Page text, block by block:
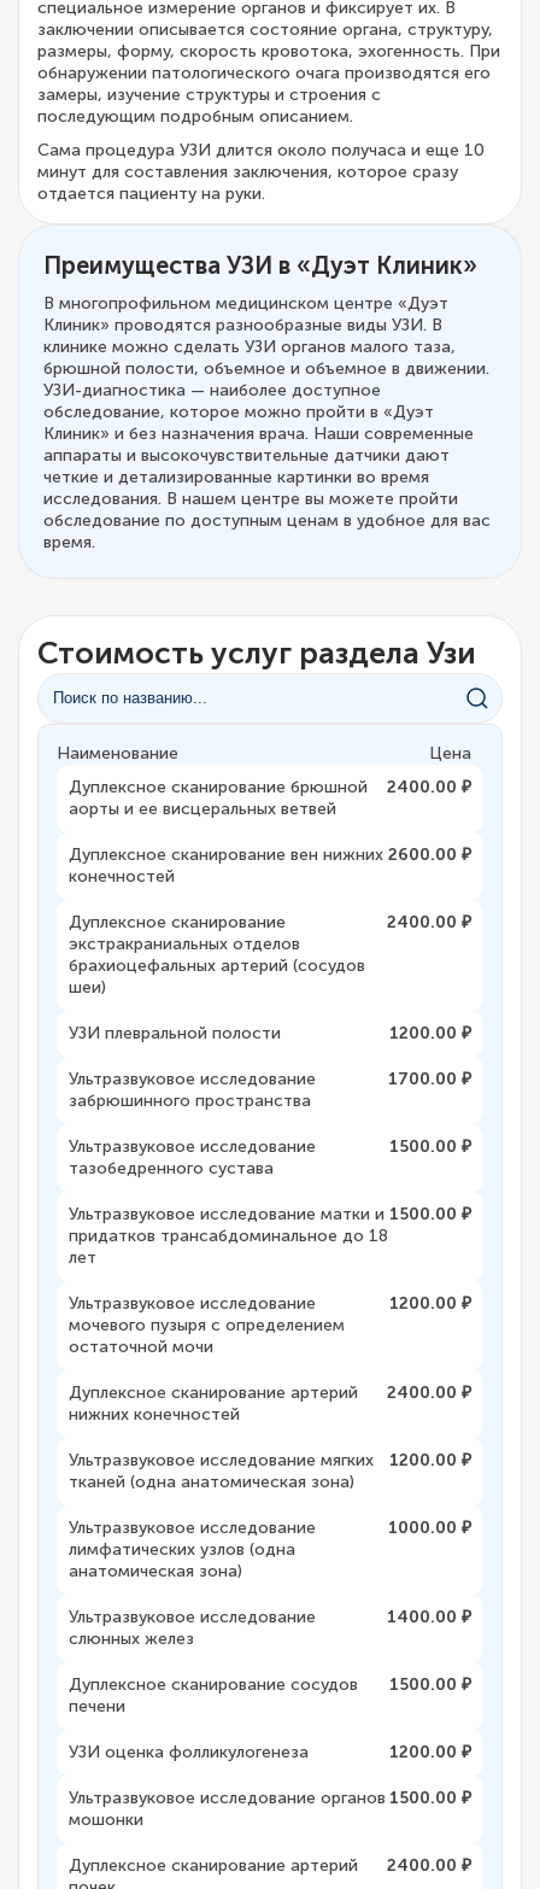
специальное измерение органов и фиксирует их. В
заключении описывается состояние органа, структуру,
размеры, форму, скорость кровотока, эхогенность. При
обнаружении патологического очага производятся его
замеры, изучение структуры и строения с
последующим подробным описанием.
Сама процедура УЗИ длится около получаса и еще 10
минут для составления заключения, которое сразу
отдается пациенту на руки.
Преимущества УЗИ в «Дуэт Клиник»
В многопрофильном медицинском центре «Дуэт
Клиник» проводятся разнообразные виды УЗИ. В
клинике можно сделать УЗИ органов малого таза,
брюшной полости, объемное и объемное в движении.
УЗИ-диагностика — наиболее доступное
обследование, которое можно пройти в «Дуэт
Клиник» и без назначения врача. Наши современные
аппараты и высокочувствительные датчики дают
четкие и детализированные картинки во время
исследования. В нашем центре вы можете пройти
обследование по доступным ценам в удобное для вас
время.
Стоимость услуг раздела Узи
Наименование
Цена
Дуплексное сканирование брюшной
аорты и ее висцеральных ветвей
2400.00 ₽
Дуплексное сканирование вен нижних
конечностей
2600.00 ₽
Дуплексное сканирование
экстракраниальных отделов
брахиоцефальных артерий (сосудов
шеи)
2400.00 ₽
УЗИ плевральной полости 1200.00 ₽
Ультразвуковое исследование
забрюшинного пространства
1700.00 ₽
Ультразвуковое исследование
тазобедренного сустава
1500.00 ₽
Ультразвуковое исследование матки и
придатков трансабдоминальное до 18
лет
1500.00 ₽
Ультразвуковое исследование
мочевого пузыря с определением
остаточной мочи
1200.00 ₽
Дуплексное сканирование артерий
нижних конечностей
2400.00 ₽
Ультразвуковое исследование мягких
тканей (одна анатомическая зона)
1200.00 ₽
Ультразвуковое исследование
лимфатических узлов (одна
анатомическая зона)
1000.00 ₽
Ультразвуковое исследование
слюнных желез
1400.00 ₽
Дуплексное сканирование сосудов
печени
1500.00 ₽
УЗИ оценка фолликулогенеза 1200.00 ₽
Ультразвуковое исследование органов
мошонки
1500.00 ₽
Дуплексное сканирование артерий
2400.00 ₽